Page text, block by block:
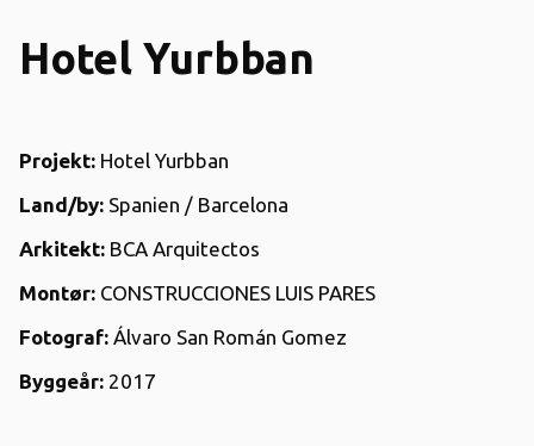
Hotel Yurbban
Projekt: Hotel Yurbban
Land/by: Spanien / Barcelona
Arkitekt: BCA Arquitectos
Montør: CONSTRUCCIONES LUIS PARES
Fotograf: Álvaro San Román Gomez
Byggeår: 2017